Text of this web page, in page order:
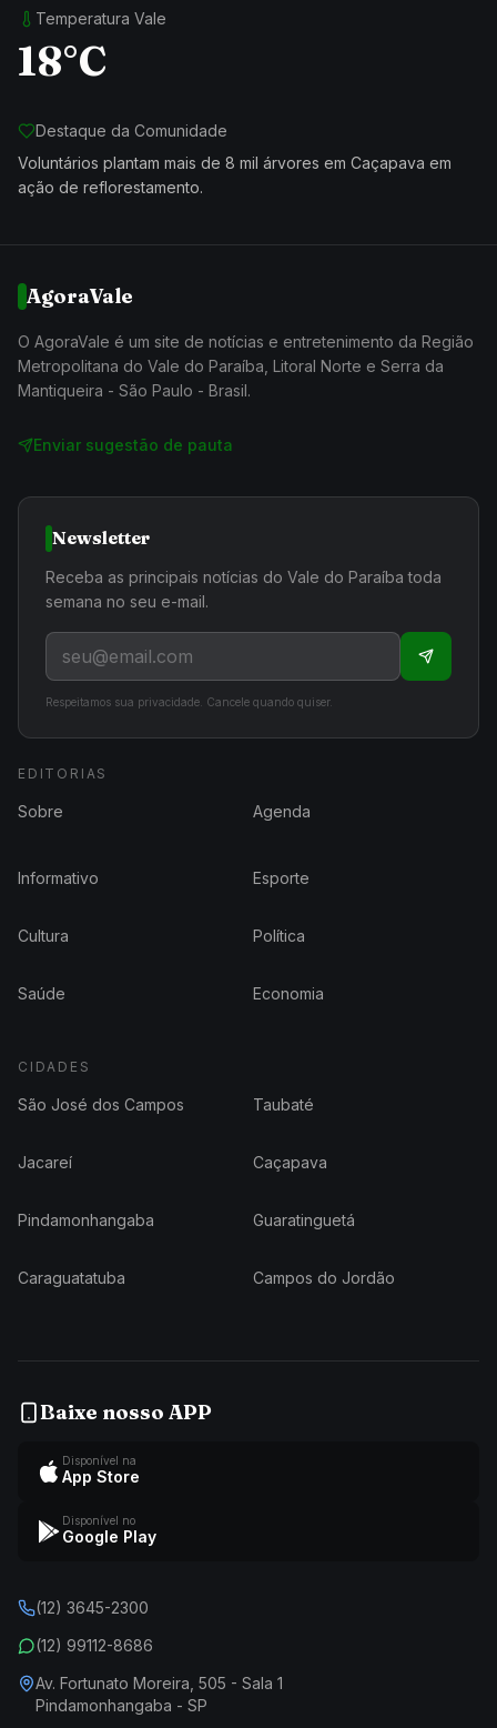
Temperatura Vale
18°C
Destaque da Comunidade
Voluntários plantam mais de 8 mil árvores em Caçapava em
ação de reflorestamento.
AgoraVale
O AgoraVale é um site de notícias e entretenimento da Região
Metropolitana do Vale do Paraíba, Litoral Norte e Serra da
Mantiqueira - São Paulo - Brasil.
Enviar sugestão de pauta
Newsletter
Receba as principais notícias do Vale do Paraíba toda
semana no seu e-mail.
Respeitamos sua privacidade. Cancele quando quiser.
EDITORIAS
Sobre Agenda
Informativo Esporte
Cultura Política
Saúde Economia
CIDADES
São José dos Campos Taubaté
Jacareí Caçapava
Pindamonhangaba Guaratinguetá
Caraguatatuba Campos do Jordão
Baixe nosso APP
Disponível na
App Store
Disponível no
Google Play
(12) 3645-2300
(12) 99112-8686
Av. Fortunato Moreira, 505 - Sala 1
Pindamonhangaba - SP